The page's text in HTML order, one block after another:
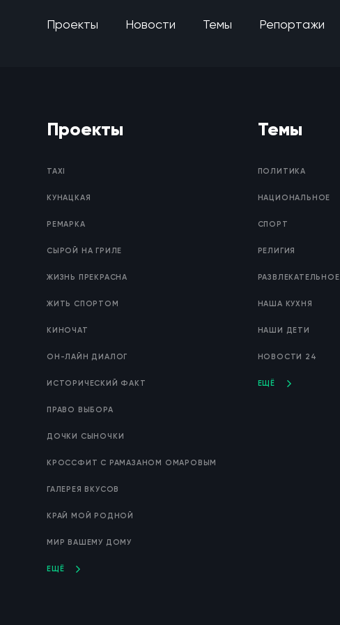
Проекты Новости Темы Репортажи
Проекты
TAXI
КУНАЦКАЯ
РЕМАРКА
СЫРОЙ НА ГРИЛЕ
ЖИЗНЬ ПРЕКРАСНА
ЖИТЬ СПОРТОМ
КИНОЧАТ
ОН-ЛАЙН ДИАЛОГ
ИСТОРИЧЕСКИЙ ФАКТ
ПРАВО ВЫБОРА
ДОЧКИ СЫНОЧКИ
КРОССФИТ С РАМАЗАНОМ ОМАРОВЫМ
ГАЛЕРЕЯ ВКУСОВ
КРАЙ МОЙ РОДНОЙ
МИР ВАШЕМУ ДОМУ
ЕЩЁ
Темы
ПОЛИТИКА
НАЦИОНАЛЬНОЕ
СПОРТ
РЕЛИГИЯ
РАЗВЛЕКАТЕЛЬНОЕ
НАША КУХНЯ
НАШИ ДЕТИ
НОВОСТИ 24
ЕЩЁ